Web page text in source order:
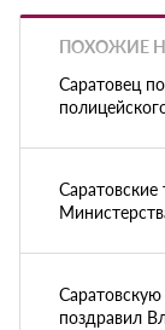
ПОХОЖИЕ
Саратовец
поздравил